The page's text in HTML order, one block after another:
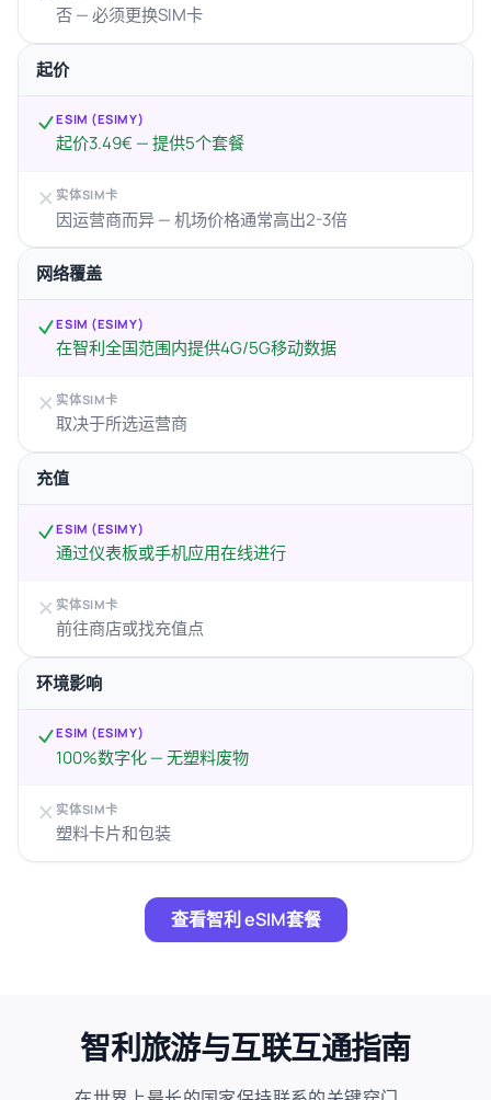
否 — 必须更换SIM卡
起价
ESIM (ESIMY)
起价3.49€ — 提供5个套餐
实体SIM卡
因运营商而异 — 机场价格通常高出2-3倍
网络覆盖
ESIM (ESIMY)
在智利全国范围内提供4G/5G移动数据
实体SIM卡
取决于所选运营商
充值
ESIM (ESIMY)
通过仪表板或手机应用在线进行
实体SIM卡
前往商店或找充值点
环境影响
ESIM (ESIMY)
100%数字化 — 无塑料废物
实体SIM卡
塑料卡片和包装
查看智利 eSIM套餐
智利旅游与互联互通指南